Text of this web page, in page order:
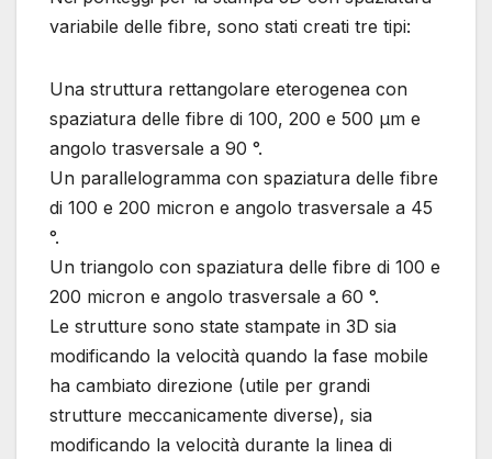
variabile delle fibre, sono stati creati tre tipi:
Una struttura rettangolare eterogenea con
spaziatura delle fibre di 100, 200 e 500 μm e
angolo trasversale a 90 °.
Un parallelogramma con spaziatura delle fibre
di 100 e 200 micron e angolo trasversale a 45
°.
Un triangolo con spaziatura delle fibre di 100 e
200 micron e angolo trasversale a 60 °.
Le strutture sono state stampate in 3D sia
modificando la velocità quando la fase mobile
ha cambiato direzione (utile per grandi
strutture meccanicamente diverse), sia
modificando la velocità durante la linea di